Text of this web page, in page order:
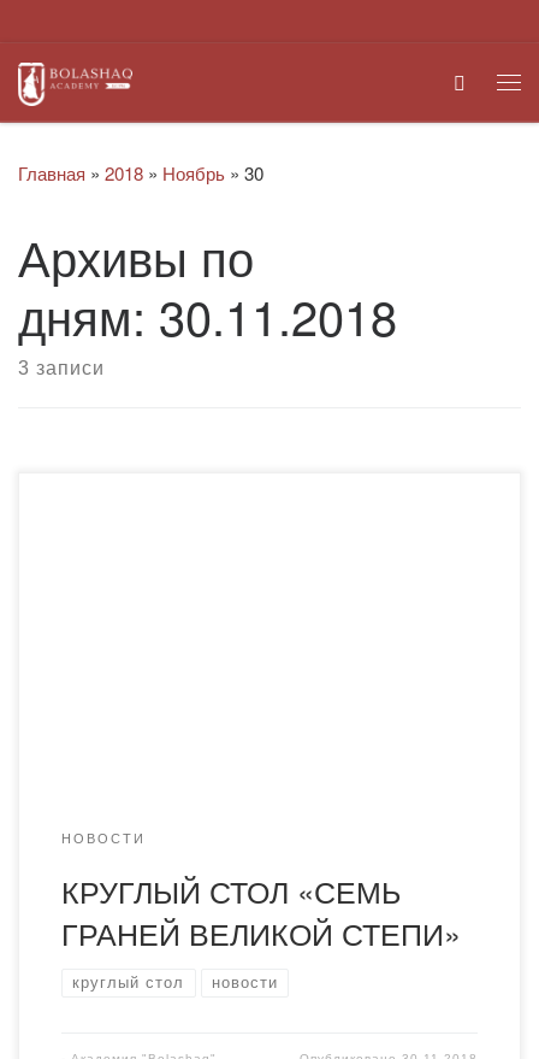
Search
Главная » 2018 » Ноябрь » 30
Архивы по
дням: 30.11.2018
3 записи
НОВОСТИ
КРУГЛЫЙ СТОЛ «СЕМЬ
ГРАНЕЙ ВЕЛИКОЙ СТЕПИ»
круглый стол новости